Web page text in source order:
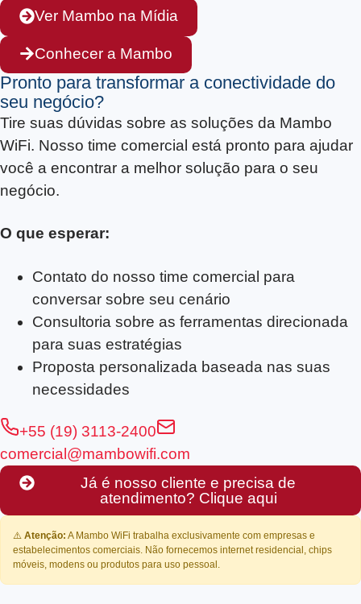
Ver Mambo na Mídia
Conhecer a Mambo
Pronto para transformar a conectividade do
seu negócio?
Tire suas dúvidas sobre as soluções da Mambo
WiFi. Nosso time comercial está pronto para ajudar
você a encontrar a melhor solução para o seu
negócio.
O que esperar:
Contato do nosso time comercial para
conversar sobre seu cenário
Consultoria sobre as ferramentas direcionada
para suas estratégias
Proposta personalizada baseada nas suas
necessidades
+55 (19) 3113-2400
comercial@mambowifi.com
Já é nosso cliente e precisa de
atendimento? Clique aqui
⚠️ Atenção: A Mambo WiFi trabalha exclusivamente com empresas e
estabelecimentos comerciais. Não fornecemos internet residencial, chips
móveis, modens ou produtos para uso pessoal.